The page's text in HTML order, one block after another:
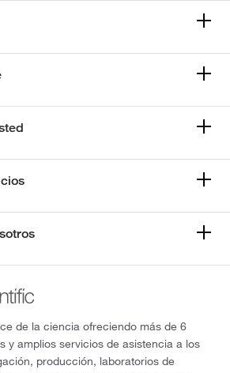
de la ciencia ofreciendo más de 6
y amplios servicios de asistencia a los
producción, laboratorios de